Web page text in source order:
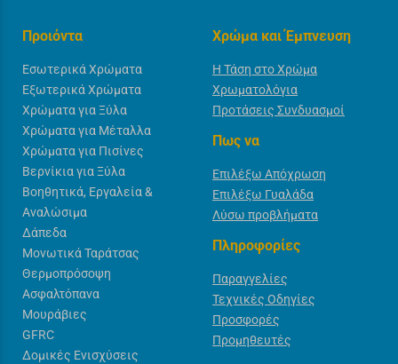
Προιόντα
Εσωτερικά Χρώματα
Εξωτερικά Χρώματα
Χρώματα για Ξύλα
Χρώματα για Μέταλλα
Χρώματα για Πισίνες
Βερνίκια για Ξύλα
Βοηθητικά, Εργαλεία &
Αναλώσιμα
Δάπεδα
Μονωτικά Ταράτσας
Θερμοπρόσοψη
Ασφαλτόπανα
Μουράβιες
GFRC
Δομικές Ενισχύσεις
Χρώμα και Έμπνευση
Η Τάση στο Χρώμα
Χρωματολόγια
Προτάσεις Συνδυασμοί
Πως να
Επιλέξω Απόχρωση
Επιλέξω Γυαλάδα
Λύσω προβλήματα
Πληροφορίες
Παραγγελίες
Τεχνικές Οδηγίες
Προσφορές
Προμηθευτές